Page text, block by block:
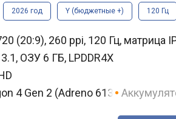
2026 год Y (бюджетные +) 120 Гц
(20:9), 260 ppi, 120 Гц, матрица
ОЗУ 6 ГБ, LPDDR4X
4 Gen 2 (Adreno 613)